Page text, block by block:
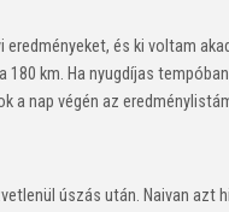
és ki voltam
km. Ha nyugdíjas
nap végén az
úszás után. Naivan azt